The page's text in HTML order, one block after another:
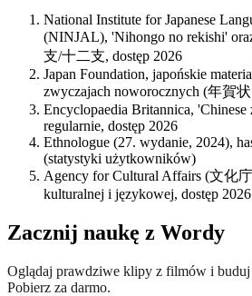
National Institute for Japanese
(NINJAL), 'Nihongo no rekishi'
支/十二支, dostęp 2026
Japan Foundation, japońskie
zwyczajach noworocznych (年賀
Encyclopaedia Britannica,
regularnie, dostęp 2026
Ethnologue (27. wydanie, 2024),
(statystyki użytkowników)
Agency for Cultural Affairs (文化
kulturalnej i językowej, dostęp 2026
Zacznij naukę z Wordy
Oglądaj prawdziwe klipy z filmów i buduj
Pobierz za darmo.